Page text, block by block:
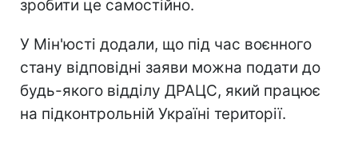
зробити це самостійно.
У Мін'юсті додали, що під час воєнного
стану відповідні заяви можна подати до
будь-якого відділу ДРАЦС, який працює
на підконтрольній Україні території.